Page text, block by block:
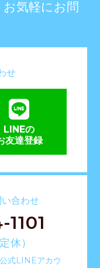
気軽にお問
せ
LINEの
友達登録
合わせ
休）
式LINEアカウ